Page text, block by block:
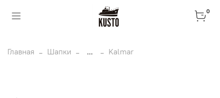
0
Главная Шапки ... Kalmar